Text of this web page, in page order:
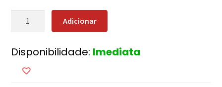
Quantidade
Mar
Rosas
Adicionar
Disponibilidade: Imediata